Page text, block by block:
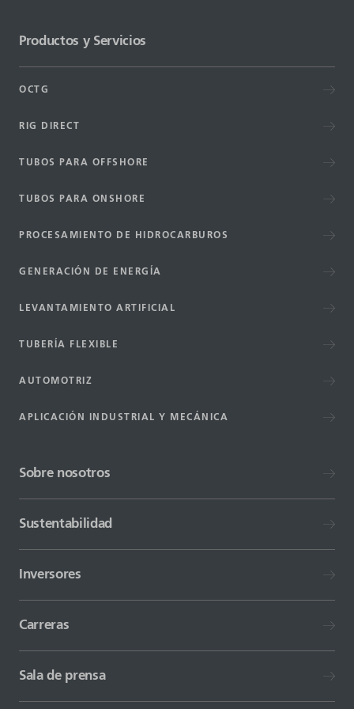
Productos y Servicios
OCTG
RIG DIRECT
TUBOS PARA OFFSHORE
TUBOS PARA ONSHORE
PROCESAMIENTO DE HIDROCARBUROS
GENERACIÓN DE ENERGÍA
LEVANTAMIENTO ARTIFICIAL
TUBERÍA FLEXIBLE
AUTOMOTRIZ
APLICACIÓN INDUSTRIAL Y MECÁNICA
Sobre nosotros
Sustentabilidad
Inversores
Carreras
Sala de prensa